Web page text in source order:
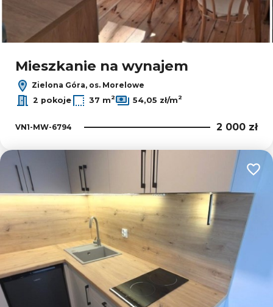
Mieszkanie na wynajem
Zielona Góra, os. Morelowe
2 pokoje
37 m2 54,05 zł/m2
VN1-MW-6794 2 000 zł